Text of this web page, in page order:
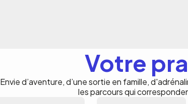
Votre
Envie d’aventure, d’une sortie en famille,
les parcours qui